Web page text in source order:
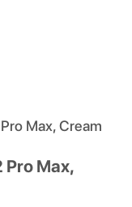
Max, Cream
Pro Max,